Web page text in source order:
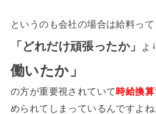
というのも会社の場合は給料って
「どれだけ頑張ったか」 よ
働いたか」
の方が重要視されていて時給換算
められてしまっているんですよね